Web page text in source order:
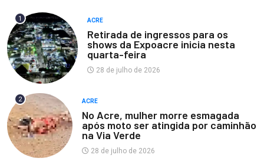
1 ACRE
Retirada de ingressos para os
shows da Expoacre inicia nesta
quarta-feira
28 de julho de 2026
2 ACRE
No Acre, mulher morre esmagada
após moto ser atingida por caminhão
na Via Verde
28 de julho de 2026